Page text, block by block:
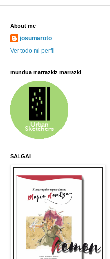
About me
josumaroto
Ver todo mi perfil
mundua marrazkiz marrazki
SALGAI